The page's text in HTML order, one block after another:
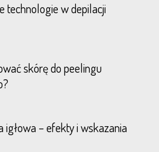
technologie w depilacji
skórę do peelingu
igłowa – efekty i wskazania